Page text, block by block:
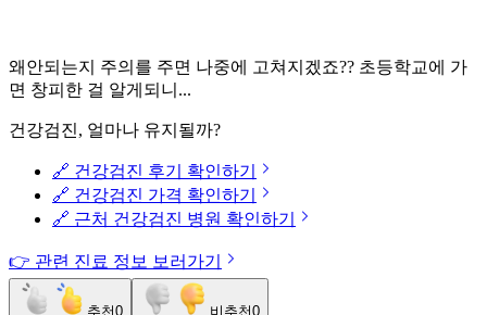
왜안되는지 주의를 주면 나중에 고쳐지겠죠?? 초등학교에 가
면 창피한 걸 알게되니...
건강검진, 얼마나 유지될까?
🔗 건강검진 후기 확인하기
🔗 건강검진 가격 확인하기
🔗 근처 건강검진 병원 확인하기
👉 관련 진료 정보 보러가기
추천0 비추천0